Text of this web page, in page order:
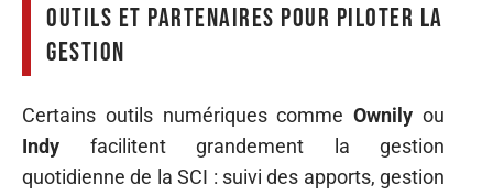
Outils et partenaires pour piloter la
gestion
Certains outils numériques commeOwnily ou
Indy facilitent grandement la gestion
quotidienne de la SCI : suivi des apports, gestion